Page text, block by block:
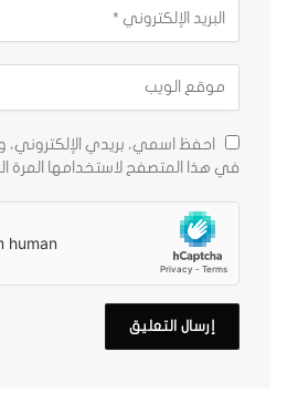
احفظ اسمي، بريدي الإلكتروني،
في هذا المتصفح لاستخدامها المرة